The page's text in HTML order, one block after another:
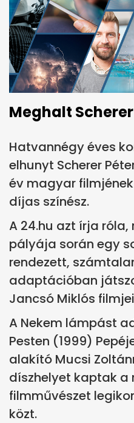
Meghalt
Hatvannégy éves
elhunyt Scherer
év magyar
díjas színész.
A 24.hu azt írja
pályája során egy
rendezett,
adaptációban
Jancsó Miklós
A Nekem lámpást
Pesten (1999)
alakító Mucsi
díszhelyet kaptak a
filmművészet
közt.